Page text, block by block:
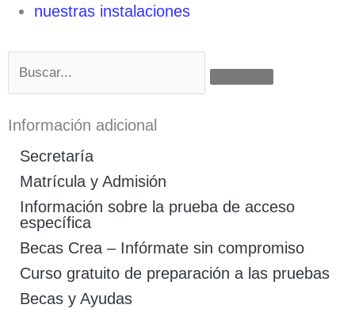
nuestras instalaciones
Información adicional
Secretaría
Matrícula y Admisión
Información sobre la prueba de acceso
específica
Becas Crea – Infórmate sin compromiso
Curso gratuito de preparación a las pruebas
Becas y Ayudas